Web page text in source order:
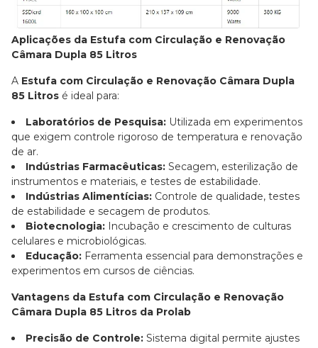
Aplicações da Estufa com Circulação e Renovação
Câmara Dupla 85 Litros
A Estufa com Circulação e Renovação Câmara Dupla
85 Litros é ideal para:
Laboratórios de Pesquisa: Utilizada em experimentos
que exigem controle rigoroso de temperatura e renovação
de ar.
Indústrias Farmacêuticas: Secagem, esterilização de
instrumentos e materiais, e testes de estabilidade.
Indústrias Alimentícias: Controle de qualidade, testes
de estabilidade e secagem de produtos.
Biotecnologia: Incubação e crescimento de culturas
celulares e microbiológicas.
Educação: Ferramenta essencial para demonstrações e
experimentos em cursos de ciências.
Vantagens da Estufa com Circulação e Renovação
Câmara Dupla 85 Litros da Prolab
Precisão de Controle: Sistema digital permite ajustes